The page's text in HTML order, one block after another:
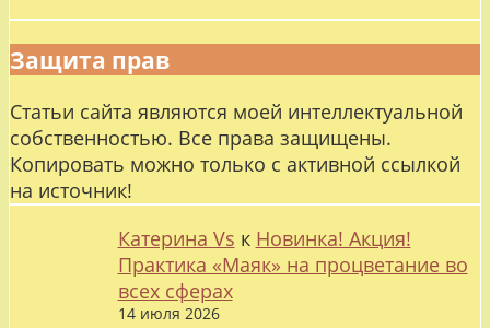
Защита прав
Статьи сайта являются моей интеллектуальной
собственностью. Все права защищены.
Копировать можно только с активной ссылкой
на источник!
Катерина Vs к Новинка! Акция!
Практика «Маяк» на процветание во
всех сферах
14 июля 2026